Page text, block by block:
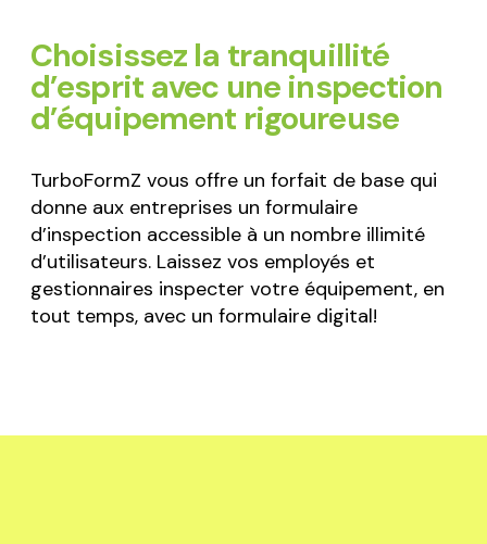
Choisissez la tranquillité
d’esprit avec une inspection
d’équipement rigoureuse
TurboFormZ vous offre un forfait de base qui
donne aux entreprises un formulaire
d’inspection accessible à un nombre illimité
d’utilisateurs. Laissez vos employés et
gestionnaires inspecter votre équipement, en
tout temps, avec un formulaire digital!